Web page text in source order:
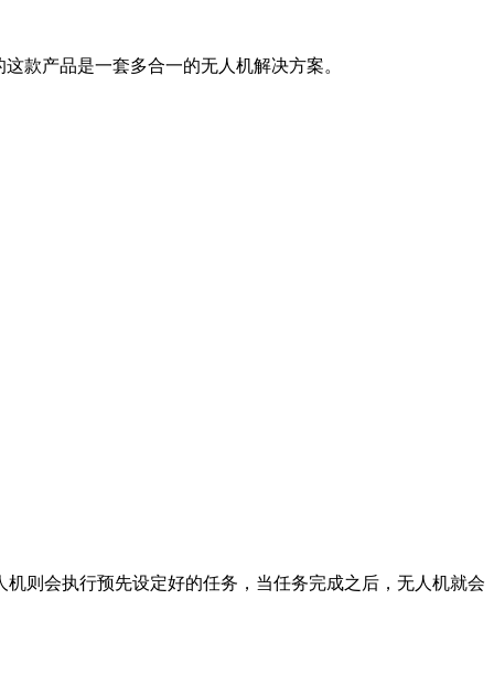
款产品是一套多合一的无人机解决方案。
则会执行预先设定好的任务，当任务完成之后，无人机就会